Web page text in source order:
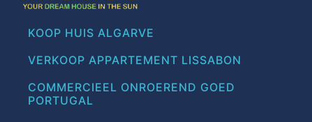
KOOP HUIS ALGARVE
VERKOOP APPARTEMENT LISSABON
COMMERCIEEL ONROEREND GOED
PORTUGAL